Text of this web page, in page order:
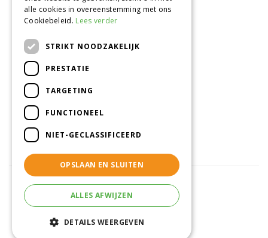
Tuincentrum Alméérplant
Jac. P. Thijsseweg 4
pinterest
© Tuincentrum Alméérplant
Tuincentrum Overzicht
alle cookies in overeenstemming met ons
Cookiebeleid. Lees verder
STRIKT NOODZAKELIJK
PRESTATIE
TARGETING
FUNCTIONEEL
NIET-GECLASSIFICEERD
OPSLAAN EN SLUITEN
ALLES AFWIJZEN
DETAILS WEERGEVEN